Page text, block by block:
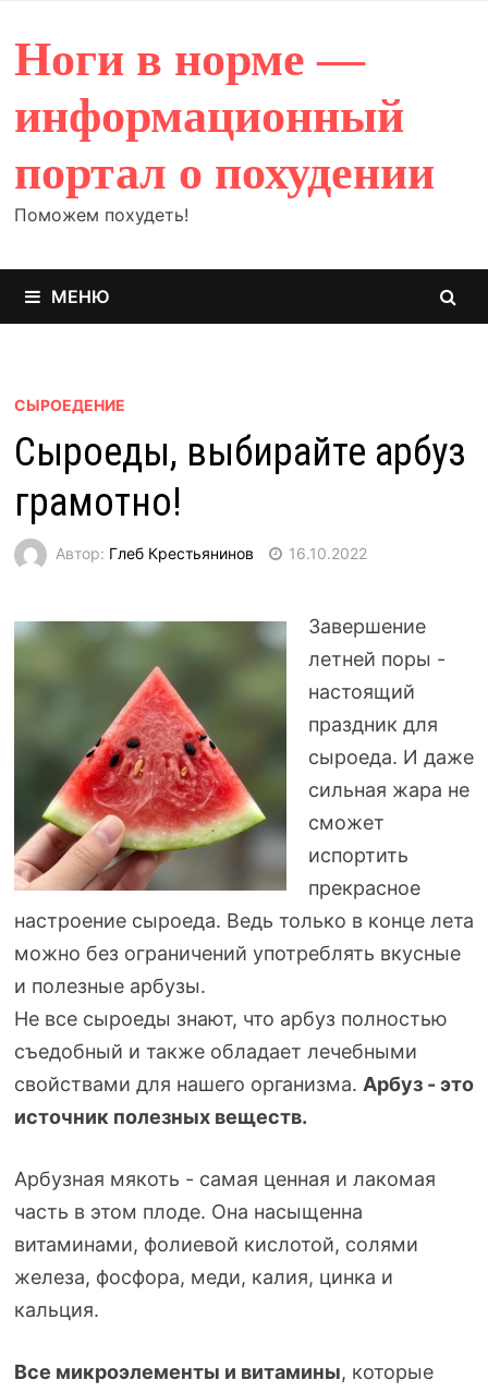
содержимому
Ноги в норме —
информационный
портал о похудении
Поможем похудеть!
МЕНЮ
СЫРОЕДЕНИЕ
Сыроеды, выбирайте арбуз
грамотно!
Автор: Глеб Крестьянинов 16.10.2022
Завершение
летней поры -
настоящий
праздник для
сыроеда. И даже
сильная жара не
сможет
испортить
прекрасное
настроение сыроеда. Ведь только в конце лета
можно без ограничений употреблять вкусные
и полезные арбузы.
Не все сыроеды знают, что арбуз полностью
съедобный и также обладает лечебными
свойствами для нашего организма. Арбуз - это
источник полезных веществ.
Арбузная мякоть - самая ценная и лакомая
часть в этом плоде. Она насыщенна
витаминами, фолиевой кислотой, солями
железа, фосфора, меди, калия, цинка и
кальция.
Все микроэлементы и витамины, которые